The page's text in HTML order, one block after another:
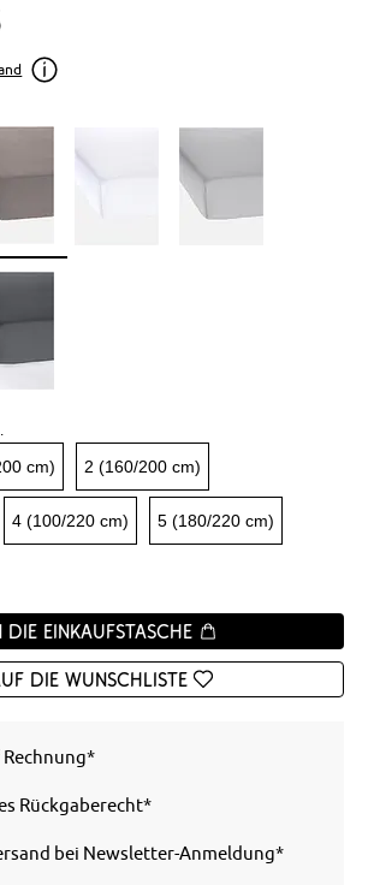
cm) 2 (160/200 cm)
4 (100/220 cm) 5 (180/220 cm)
die Einkaufstasche
die Wunschliste
Rückgaberecht*
bei Newsletter-Anmeldung*